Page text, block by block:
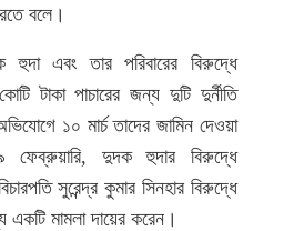
বলে।
এবং তার পরিবারের বিরুদ্ধে
টাকা পাচারের জন্য দুটি দুর্নীতি
১০ মার্চ তাদের জামিন দেওয়া
দুদক হুদার বিরুদ্ধে
সুরেন্দ্র কুমার সিনহার বিরুদ্ধে
মামলা দায়ের করেন।